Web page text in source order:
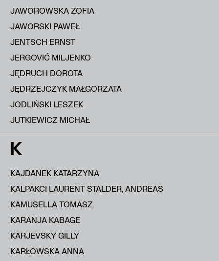
JAWOROWSKA ZOFIA
JAWORSKI PAWEŁ
JENTSCH ERNST
JERGOVIĆ MILJENKO
JĘDRUCH DOROTA
JĘDRZEJCZYK MAŁGORZATA
JODLIŃSKI LESZEK
JUTKIEWICZ MICHAŁ
K
KAJDANEK KATARZYNA
KALPAKCI LAURENT STALDER, ANDREAS
KAMUSELLA TOMASZ
KARANJA KABAGE
KARJEVSKY GILLY
KARŁOWSKA ANNA